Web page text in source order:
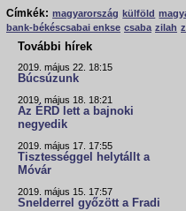
Címkék: magyarország külföld
bank-békéscsabai enkse csaba zilah
További hírek
2019. május 22. 18:15
Búcsúzunk
2019. május 18. 18:21
Az ÉRD lett a bajnoki
negyedik
2019. május 17. 17:55
Tisztességgel helytállt a
Móvár
2019. május 15. 17:57
Snelderrel győzött a Fradi